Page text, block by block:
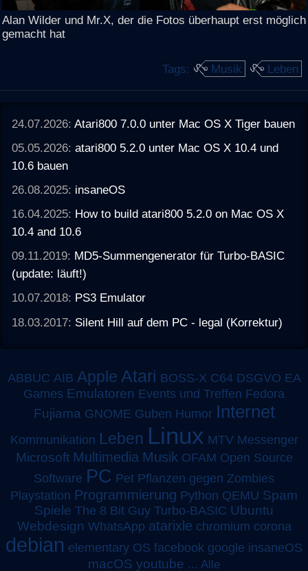
Alan Wilder und Mr.X, der die Fotos überhaupt erst möglich
gemacht hat
Tags: Musik Leben
24.07.2026:Atari800 7.0.0 unter Mac OS X Tiger bauen
05.05.2026:atari800 5.2.0 unter Mac OS X 10.4 und
10.6 bauen
26.08.2025: insaneOS
16.04.2025: How to build atari800 5.2.0 on Mac OS X
10.4 and 10.6
09.11.2019: MD5-Summengenerator für Turbo-BASIC
(update: läuft!)
10.07.2018: PS3 Emulator
18.03.2017: Silent Hill auf dem PC - legal (Korrektur)
ABBUC AIB Apple Atari BOSS-X C64 DSGVO EA
Games Emulatoren Events und Treffen Fedora
Fujiama GNOME Guben Humor Internet
Kommunikation Leben Linux MTV Messenger
Microsoft Multimedia Musik OFAM Open Source
Software PC Pet Pflanzen gegen Zombies
Playstation Programmierung Python QEMU Spam
Spiele The 8 Bit Guy Turbo-BASIC Ubuntu
Webdesign WhatsApp atarixle chromium corona
debian elementary OS facebook google insaneOS
macOS youtube ... Alle